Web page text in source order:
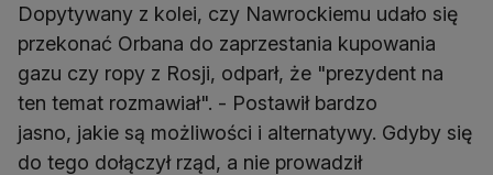
Dopytywany z kolei, czy Nawrockiemu udało się
przekonać Orbana do zaprzestania kupowania
gazu czy ropy z Rosji, odparł, że "prezydent na
ten temat rozmawiał". - Postawił bardzo
jasno, jakie są możliwości i alternatywy. Gdyby się
do tego dołączył rząd, a nie prowadził